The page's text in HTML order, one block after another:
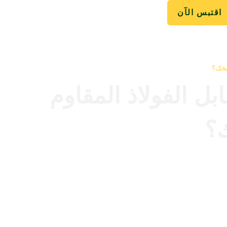
اقتبس الآن